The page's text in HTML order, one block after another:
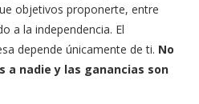
objetivos proponerte, entre
a la independencia. El
depende únicamente de ti. No
a nadie y las ganancias son